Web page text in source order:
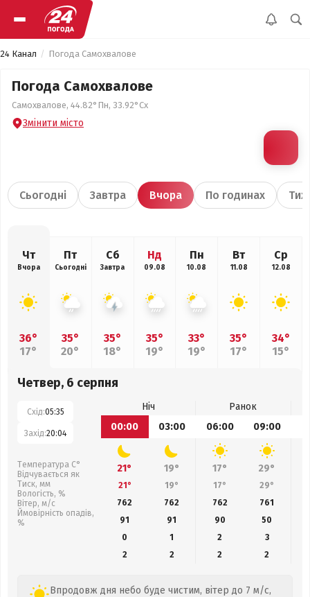
24 Канал Погода Самохвалове
Погода Самохвалове
Самохвалове, 44.82°Пн, 33.92°Сх
Змінити місто
Сьогодні Завтра Вчора По годинах
Чт
Вчора
36°
17°
Пт
Сьогодні
35°
20°
Сб
Завтра
35°
18°
Нд
09.08
35°
19°
Пн
10.08
33°
19°
Вт
11.08
35°
17°
Ср
12.08
34°
15°
Четвер, 6 серпня
Схід:05:35
Захід:20:04
Температура С°
Відчувається як
Тиск, мм
Вологість, %
Вітер, м/с
Ймовірність опадів,
%
Ніч
Ранок
00:00
03:00 06:00 09:00
21° 19° 17° 29°
21° 19° 17° 29°
762
762 762 761
91
91 90 50
0
1 2
3
2
2 2 2
Впродовж дня небо буде чистим, вітер до 7 м/с,